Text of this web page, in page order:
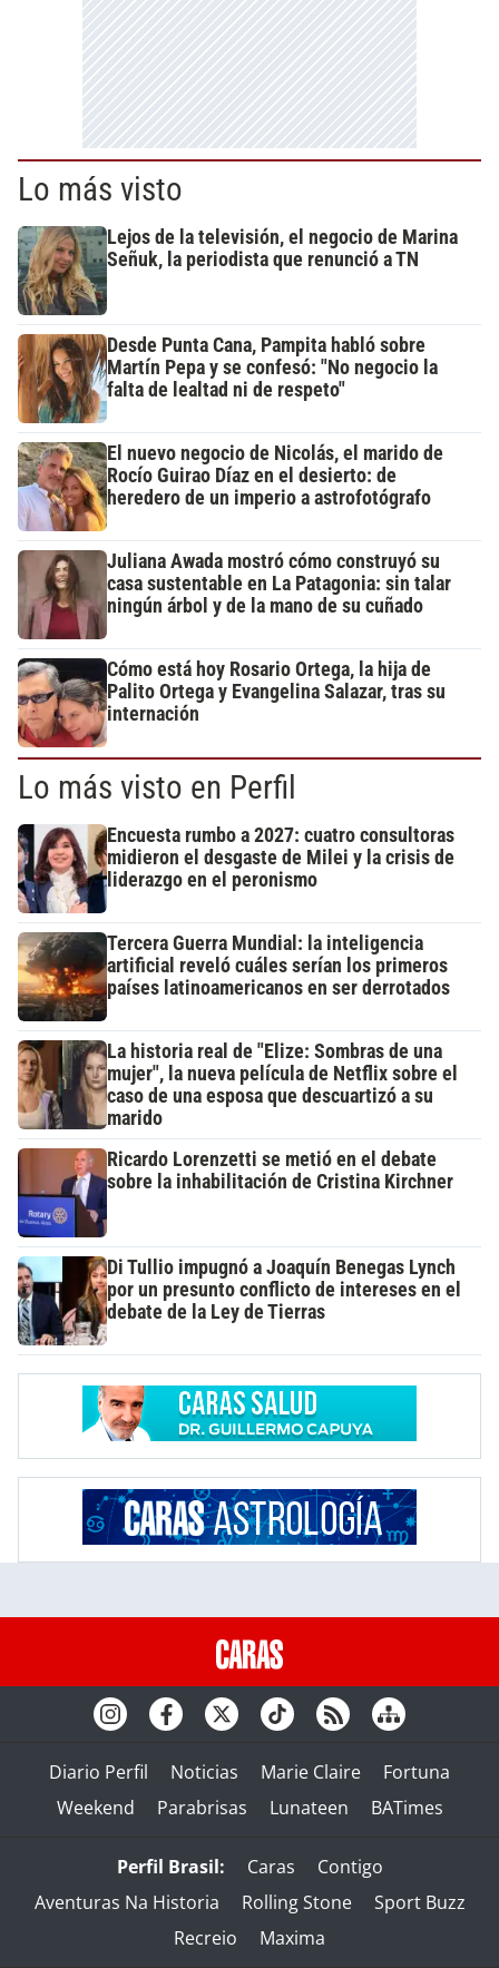
Lo más visto
Lejos de la televisión, el negocio de Marina
Señuk, la periodista que renunció a TN
Desde Punta Cana, Pampita habló sobre
Martín Pepa y se confesó: "No negocio la
falta de lealtad ni de respeto"
El nuevo negocio de Nicolás, el marido de
Rocío Guirao Díaz en el desierto: de
heredero de un imperio a astrofotógrafo
Juliana Awada mostró cómo construyó su
casa sustentable en La Patagonia: sin talar
ningún árbol y de la mano de su cuñado
Cómo está hoy Rosario Ortega, la hija de
Palito Ortega y Evangelina Salazar, tras su
internación
Lo más visto en Perfil
Encuesta rumbo a 2027: cuatro consultoras
midieron el desgaste de Milei y la crisis de
liderazgo en el peronismo
Tercera Guerra Mundial: la inteligencia
artificial reveló cuáles serían los primeros
países latinoamericanos en ser derrotados
La historia real de "Elize: Sombras de una
mujer", la nueva película de Netflix sobre el
caso de una esposa que descuartizó a su
marido
Ricardo Lorenzetti se metió en el debate
sobre la inhabilitación de Cristina Kirchner
Di Tullio impugnó a Joaquín Benegas Lynch
por un presunto conflicto de intereses en el
debate de la Ley de Tierras
Diario Perfil Noticias Marie Claire
Fortuna
Weekend
Parabrisas Lunateen BATimes
Perfil Brasil: Caras
Contigo
Aventuras Na Historia
Rolling Stone
Sport Buzz
Recreio
Maxima